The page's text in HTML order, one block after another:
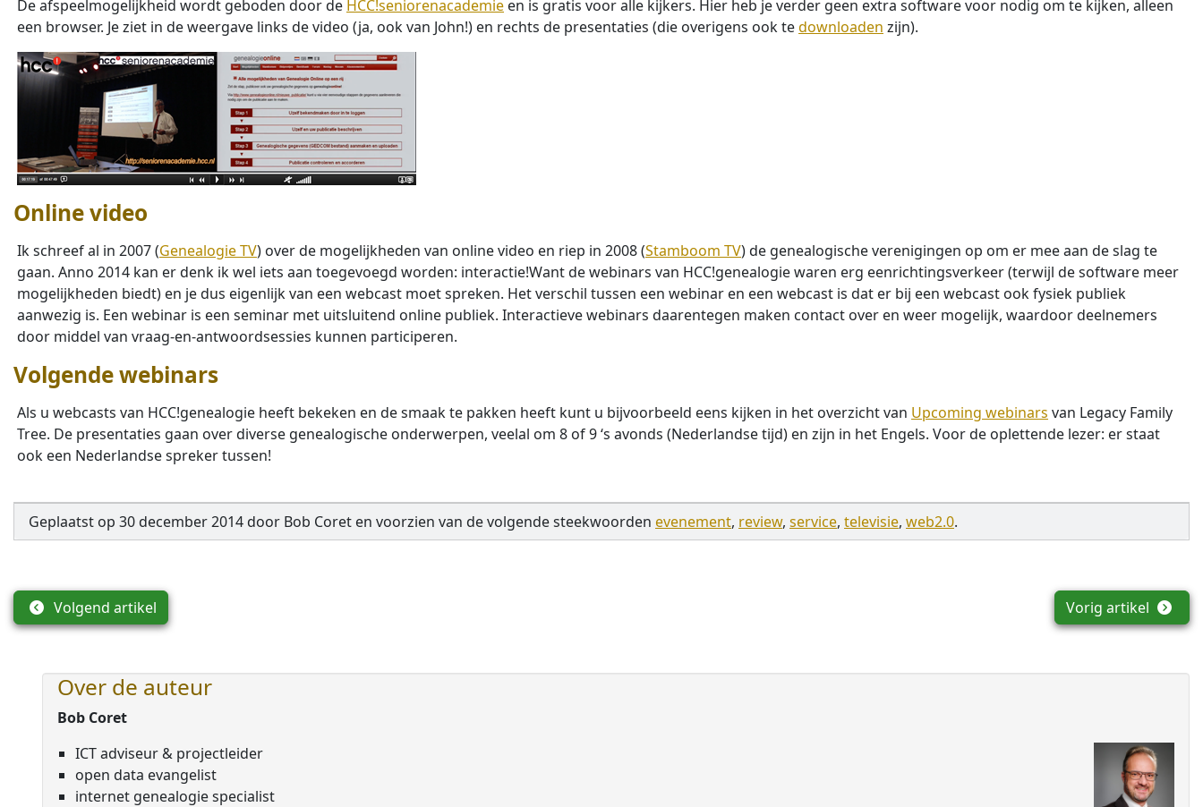
De afspeelmogelijkheid wordt geboden door de HCC!seniorenacademie en is gratis voor alle kijkers. Hier heb je verder geen extra software voor nodig om te kijken, alleen
een browser. Je ziet in de weergave links de video (ja, ook van John!) en rechts de presentaties (die overigens ook tedownloaden zijn).
Online video
Ik schreef al in 2007 (Genealogie TV) over de mogelijkheden van online video en riep in 2008 (Stamboom TV) de genealogische verenigingen op om er mee aan de slag te
gaan. Anno 2014 kan er denk ik wel iets aan toegevoegd worden: interactie!Want de webinars van HCC!genealogie waren erg eenrichtingsverkeer (terwijl de software meer
mogelijkheden biedt) en je dus eigenlijk van een webcast moet spreken. Het verschil tussen een webinar en een webcast is dat er bij een webcast ook fysiek publiek
aanwezig is. Een webinar is een seminar met uitsluitend online publiek. Interactieve webinars daarentegen maken contact over en weer mogelijk, waardoor deelnemers
door middel van vraag-en-antwoordsessies kunnen participeren.
Volgende webinars
Als u webcasts van HCC!genealogie heeft bekeken en de smaak te pakken heeft kunt u bijvoorbeeld eens kijken in het overzicht van Upcoming webinars van Legacy Family
Tree. De presentaties gaan over diverse genealogische onderwerpen, veelal om 8 of 9 ‘s avonds (Nederlandse tijd) en zijn in het Engels. Voor de oplettende lezer: er staat
ook een Nederlandse spreker tussen!
Geplaatst op 30 december 2014door Bob Coret en voorzien van de volgende steekwoorden evenement, review, service, televisie, web2.0.
Vorig artikel
Volgend artikel
Over de auteur
Bob Coret
ICT adviseur & projectleider
open data evangelist
internet genealogie specialist